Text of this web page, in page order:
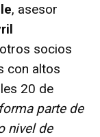
, asesor
socios
con altos
20 de
parte de
nivel de